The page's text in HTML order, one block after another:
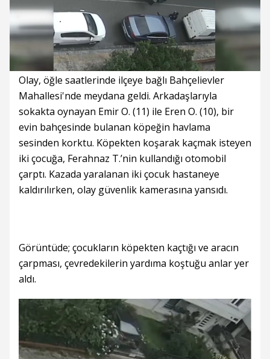
Süre Toplam
Süre Yüklendi :
0%
Yükleniyor :
0%
Olay, öğle saatlerinde ilçeye bağlı Bahçelievler
Mahallesi'nde meydana geldi. Arkadaşlarıyla
sokakta oynayan Emir O. (11) ile Eren O. (10), bir
evin bahçesinde bulanan köpeğin havlama
sesinden korktu. Köpekten koşarak kaçmak isteyen
iki çocuğa, Ferahnaz T.’nin kullandığı otomobil
çarptı. Kazada yaralanan iki çocuk hastaneye
kaldırılırken, olay güvenlik kamerasına yansıdı.
Görüntüde; çocukların köpekten kaçtığı ve aracın
çarpması, çevredekilerin yardıma koştuğu anlar yer
aldı.